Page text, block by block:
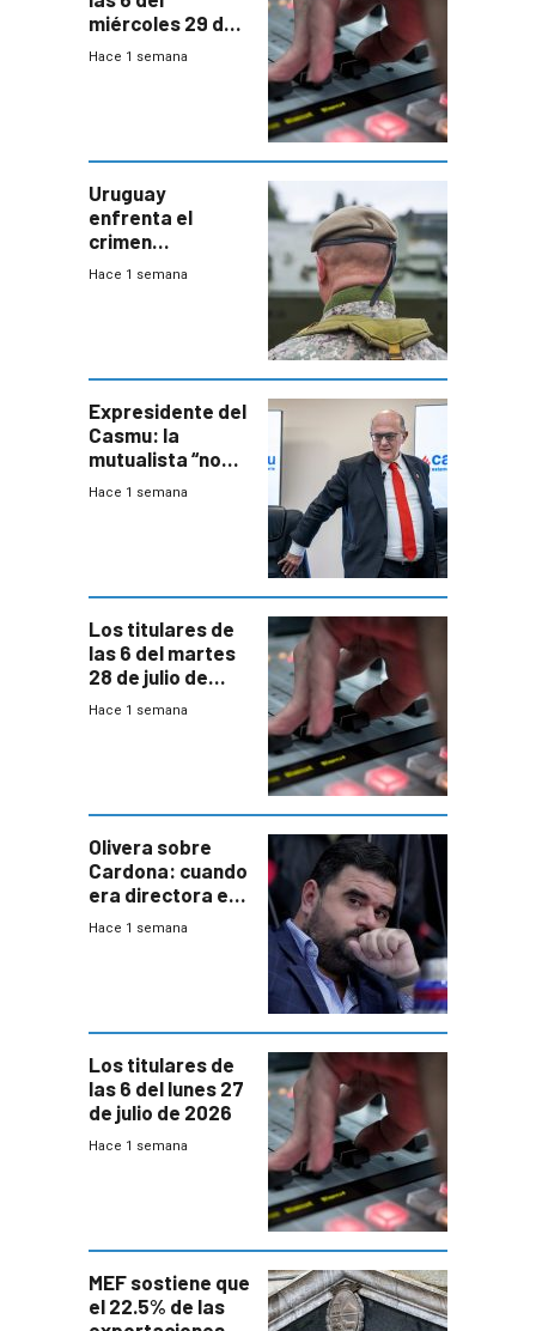
miércoles 29 de
julio de 2026
Hace 1 semana
Uruguay
enfrenta el
crimen
organizado con
seguridad
Hace 1 semana
Expresidente del
Casmu: la
mutualista “no
está para pagar”
Hace 1 semana
Los titulares de
las 6 del martes
28 de julio de
2026
Hace 1 semana
Olivera sobre
Cardona: cuando
era directora en
UTE “no era muy
Hace 1 semana
Los titulares de
las 6 del lunes 27
de julio de 2026
Hace 1 semana
MEF sostiene que
el 22.5% de las